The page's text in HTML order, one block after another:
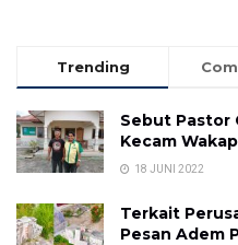
Trending
Sebut Pastor
Kecam
18 JUNI 2022
Terkait
Pesan Adem